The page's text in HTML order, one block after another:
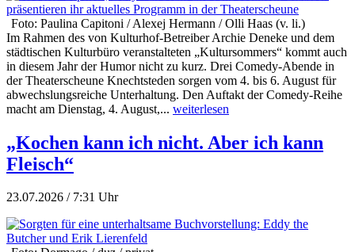
Foto: Paulina Capitoni / Alexej Hermann / Olli Haas (v. li.)
Im Rahmen des von Kulturhof-Betreiber Archie Deneke und dem
städtischen Kulturbüro veranstalteten „Kultursommers“ kommt auch
in diesem Jahr der Humor nicht zu kurz. Drei Comedy-Abende in
der Theaterscheune Knechtsteden sorgen vom 4. bis 6. August für
abwechslungsreiche Unterhaltung. Den Auftakt der Comedy-Reihe
macht am Dienstag, 4. August,... weiterlesen
„Kochen kann ich nicht. Aber ich kann
Fleisch“
23.07.2026 / 7:31 Uhr